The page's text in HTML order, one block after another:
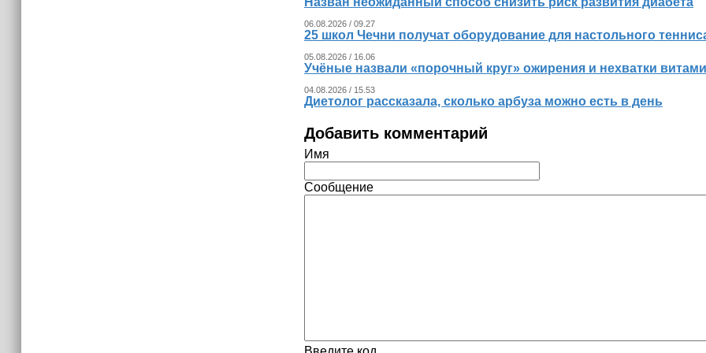
06.08.2026 / 09.27
25 школ Чечни получат оборудование для настольного
05.08.2026 / 16.06
Учёные назвали «порочный круг» ожирения и нехватки
04.08.2026 / 15.53
Диетолог рассказала, сколько арбуза можно есть в день
Добавить комментарий
Имя
Сообщение